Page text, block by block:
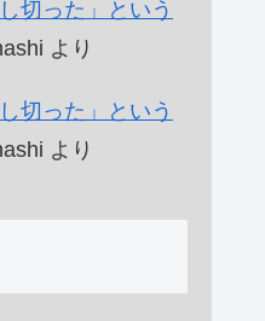
切った」という
より
切った」という
より